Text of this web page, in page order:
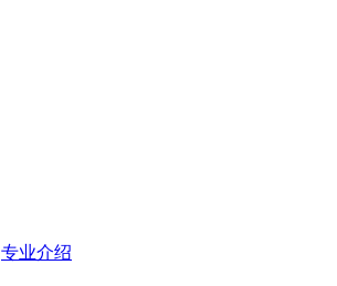
专业介绍